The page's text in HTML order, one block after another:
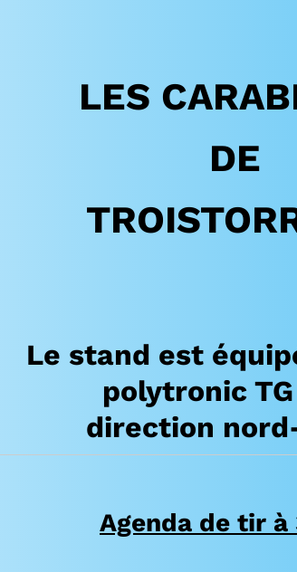
LES
DE
Le stand est
polytronic TG
direction
Agenda de tir à